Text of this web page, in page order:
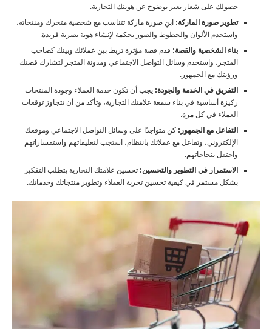
حصولك على شعار يعبر بوضوح عن هويتك التجارية.
تطوير صورة الماركة: ابنِ صورة ماركة تتناسب مع شخصية متجرك ومنتجاته،
واستخدم الألوان والخطوط والصور بحكمة لإنشاء هوية بصرية فريدة.
بناء الشخصية والقصة: قدم قصة مؤثرة تربط بين عملائك وبينك كصاحب
المتجر، واستخدم وسائل التواصل الاجتماعي ومدونة المتجر لتشارك قصتك
ورؤيتك مع الجمهور.
التفريق في الخدمة والجودة: يجب أن تكون خدمة العملاء وجودة المنتجات
ركيزة أساسية في بناء سمعة علامتك التجارية، وتأكد من أن تتجاوز توقعات
العملاء في كل مرة.
التفاعل مع الجمهور: كن متواجدًا على وسائل التواصل الاجتماعي وموقعك
الإلكتروني، وتفاعل مع عملائك بانتظام، استجب لتعليقاتهم واستفساراتهم
واحتفل بنجاحاتهم.
الاستمرار في التطوير والتحسين: تحسين علامتك التجارية يتطلب التفكير
بشكل مستمر في كيفية تحسين تجربة العملاء وتطوير منتجاتك وخدماتك.